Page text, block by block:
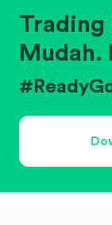
Trading
Mudah.